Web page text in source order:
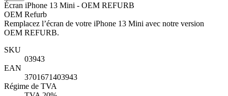
Écran iPhone 13 Mini - OEM REFURB
OEM Refurb
Remplacez l’écran de votre iPhone 13 Mini avec notre version
OEM REFURB.
SKU
03943
EAN
3701671403943
Régime de TVA